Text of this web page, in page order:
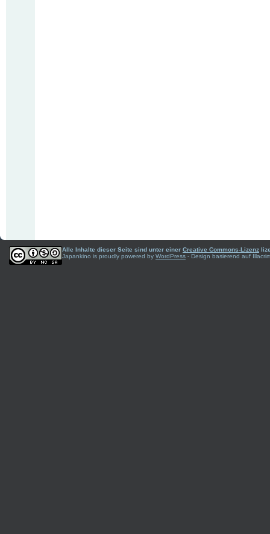
Alle Inhalte dieser Seite sind unter einer Creative Commons-Lizenz
Japankino is proudly powered by WordPress - Design basierend auf